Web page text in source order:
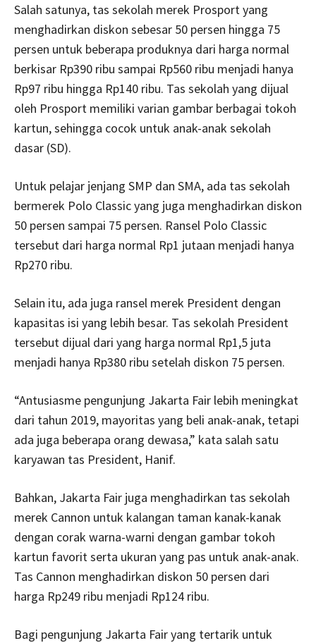
Salah satunya, tas sekolah merek Prosport yang
menghadirkan diskon sebesar 50 persen hingga 75
persen untuk beberapa produknya dari harga normal
berkisar Rp390 ribu sampai Rp560 ribu menjadi hanya
Rp97 ribu hingga Rp140 ribu. Tas sekolah yang dijual
oleh Prosport memiliki varian gambar berbagai tokoh
kartun, sehingga cocok untuk anak-anak sekolah
dasar (SD).
Untuk pelajar jenjang SMP dan SMA, ada tas sekolah
bermerek Polo Classic yang juga menghadirkan diskon
50 persen sampai 75 persen. Ransel Polo Classic
tersebut dari harga normal Rp1 jutaan menjadi hanya
Rp270 ribu.
Selain itu, ada juga ransel merek President dengan
kapasitas isi yang lebih besar. Tas sekolah President
tersebut dijual dari yang harga normal Rp1,5 juta
menjadi hanya Rp380 ribu setelah diskon 75 persen.
“Antusiasme pengunjung Jakarta Fair lebih meningkat
dari tahun 2019, mayoritas yang beli anak-anak, tetapi
ada juga beberapa orang dewasa,” kata salah satu
karyawan tas President, Hanif.
Bahkan, Jakarta Fair juga menghadirkan tas sekolah
merek Cannon untuk kalangan taman kanak-kanak
dengan corak warna-warni dengan gambar tokoh
kartun favorit serta ukuran yang pas untuk anak-anak.
Tas Cannon menghadirkan diskon 50 persen dari
harga Rp249 ribu menjadi Rp124 ribu.
Bagi pengunjung Jakarta Fair yang tertarik untuk